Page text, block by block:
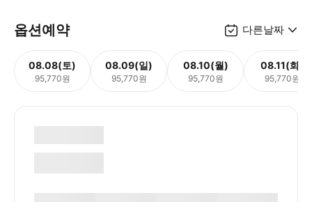
옵션예약 다른날짜
08.08(토)
95,770원
08.09(일)
95,770원
08.10(월)
95,770원
08.11(화)
95,770원